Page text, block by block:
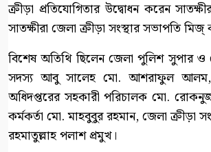
ক্রীড়া প্রতিযোগিতার উদ্বোধন করেন
সাতক্ষীরা জেলা ক্রীড়া সংস্থার সভাপতি
বিশেষ অতিথি ছিলেন জেলা পুলিশ সুপার ও
সদস্য আবু সালেহ মো. আশরাফুল আলম,
অধিদপ্তরের সহকারী পরিচালক মো.
কর্মকর্তা মো. মাহবুবুর রহমান, জেলা ক্রীড়া
রহমাতুল্লাহ পলাশ প্রমুখ।